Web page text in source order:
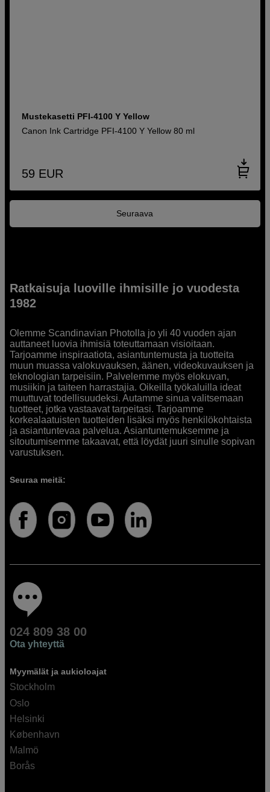
Mustekasetti PFI-4100 Y Yellow
Canon Ink Cartridge PFI-4100 Y Yellow 80 ml
59 EUR
Seuraava
Ratkaisuja luoville ihmisille jo vuodesta
1982
Olemme Scandinavian Photolla jo yli 40 vuoden ajan
auttaneet luovia ihmisiä toteuttamaan visioitaan.
Tarjoamme inspiraatiota, asiantuntemusta ja tuotteita
muun muassa valokuvauksen, äänen, videokuvauksen ja
teknologian tarpeisiin. Palvelemme myös elokuvan,
musiikin ja taiteen harrastajia. Oikeilla työkaluilla ideat
muuttuvat todellisuudeksi. Autamme sinua valitsemaan
tuotteet, jotka vastaavat tarpeitasi. Tarjoamme
korkealaatuisten tuotteiden lisäksi myös henkilökohtaista
ja asiantuntevaa palvelua. Asiantuntemuksemme ja
sitoutumisemme takaavat, että löydät juuri sinulle sopivan
varustuksen.
Seuraa meitä:
024 809 38 00
Ota yhteyttä
Myymälät ja aukioloajat
Stockholm
Oslo
Helsinki
København
Malmö
Borås